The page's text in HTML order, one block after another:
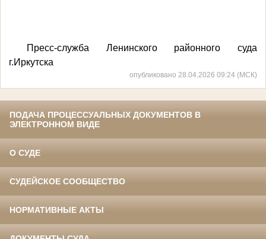
Пресс-служба Ленинского районного суда
г.Иркутска
опубликовано 28.04.2026 09:24 (МСК)
ПОДАЧА ПРОЦЕССУАЛЬНЫХ ДОКУМЕНТОВ В
ЭЛЕКТРОННОМ ВИДЕ
О СУДЕ
СУДЕЙСКОЕ СООБЩЕСТВО
НОРМАТИВНЫЕ АКТЫ